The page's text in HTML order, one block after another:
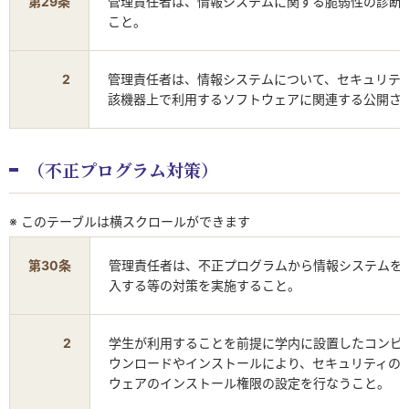
こと。
2
管理責任者は、情報システムについて、セキュリ
該機器上で利用するソフトウェアに関連する公開
（不正プログラム対策）
※ このテーブルは横スクロールができます
第30条
管理責任者は、不正プログラムから情報システム
入する等の対策を実施すること。
2
学生が利用することを前提に学内に設置したコン
ウンロードやインストールにより、セキュリティ
ウェアのインストール権限の設定を行なうこと。